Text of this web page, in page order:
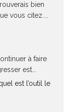
bien
vous citez....
à faire
est...
est l’outil le